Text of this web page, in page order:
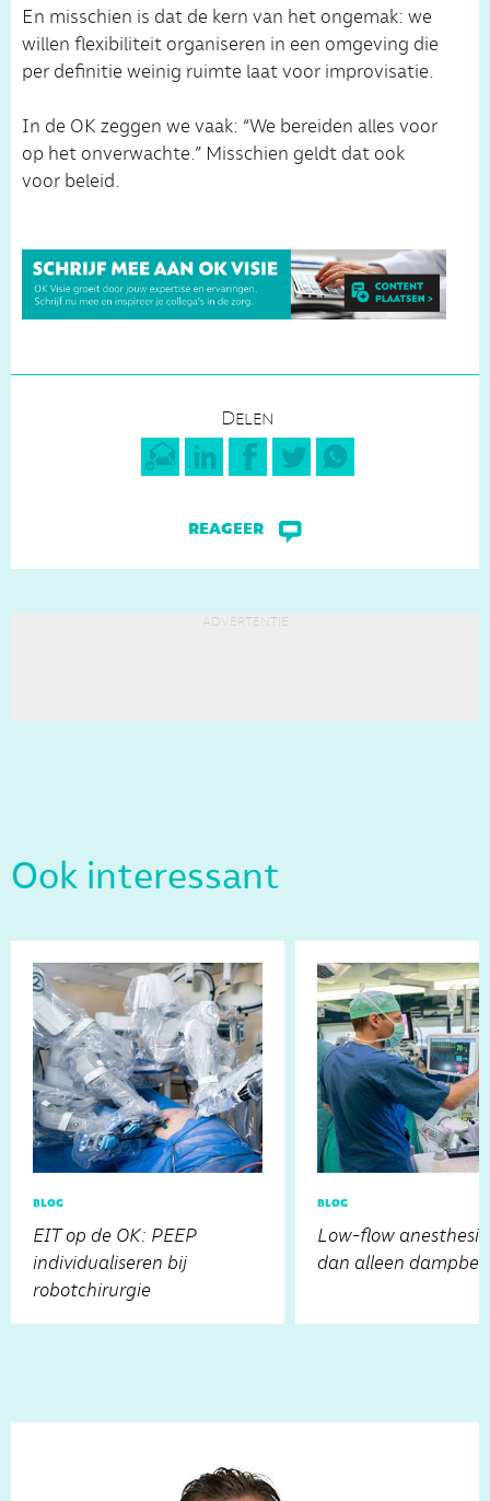
En misschien is dat de kern van het ongemak: we
willen flexibiliteit organiseren in een omgeving die
per definitie weinig ruimte laat voor improvisatie.
In de OK zeggen we vaak: “We bereiden alles voor
op het onverwachte.” Misschien geldt dat ook
voor beleid.
Delen
reageer
advertentie
Ook interessant
blog
EIT op de OK: PEEP
individualiseren bij
robotchirurgie
blog
Low-flow
dan alleen